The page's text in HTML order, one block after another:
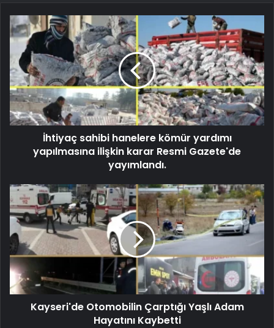
İhtiyaç sahibi hanelere kömür yardımı
yapılmasına ilişkin karar Resmi Gazete'de
yayımlandı.
Kayseri'de Otomobilin Çarptığı Yaşlı Adam
Hayatını Kaybetti